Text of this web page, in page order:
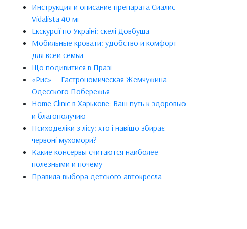
Инструкция и описание препарата Сиалис
Vidalista 40 мг
Екскурсії по Україні: скелі Довбуша
Мобильные кровати: удобство и комфорт
для всей семьи
Що подивитися в Празі
«Рис» — Гастрономическая Жемчужина
Одесского Побережья
Home Clinic в Харькове: Ваш путь к здоровью
и благополучию
Психоделіки з лісу: хто і навіщо збирає
червоні мухомори?
Какие консервы считаются наиболее
полезными и почему
Правила выбора детского автокресла